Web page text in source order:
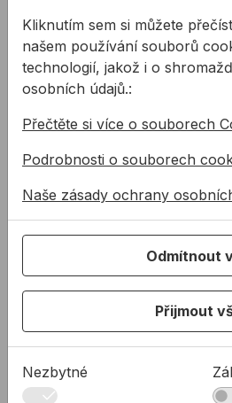
Zákaznická podpora
Servis nářadí
O NÁS
35 let ALLMEDIA
Aktuality
Partneři
Reference
AKO NAKUPOVAŤ
Proč nakupovat u nás?
Obchodní podmínky
Zásady ochrany osobních
Zásady používání souborů
Prohlášení o přístupnosti
Kliknutím sem si můžete
našem používání souborů
technologií, jakož i o
osobních údajů.:
Přečtěte si více o souborech
Podrobnosti o souborech
Naše zásady ochrany
Odmítnout
Přijmout
Nezbytné